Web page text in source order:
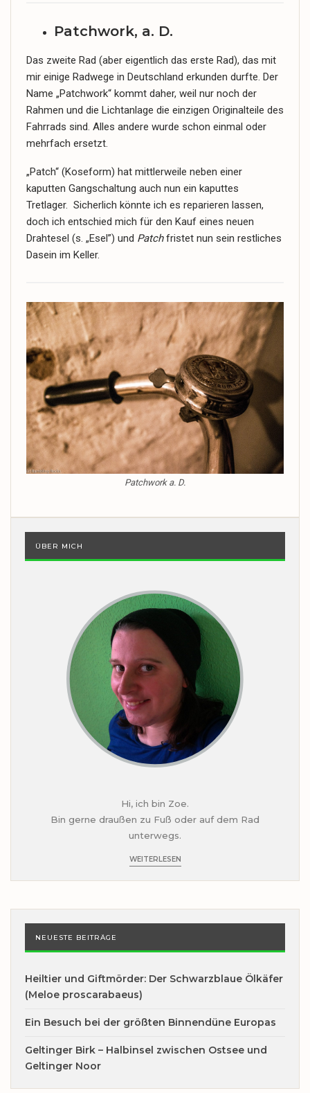
Patchwork, a. D.
Das zweite Rad (aber eigentlich das erste Rad), das mit
mir einige Radwege in Deutschland erkunden durfte. Der
Name „Patchwork“ kommt daher, weil nur noch der
Rahmen und die Lichtanlage die einzigen Originalteile des
Fahrrads sind. Alles andere wurde schon einmal oder
mehrfach ersetzt.
„Patch“ (Koseform) hat mittlerweile neben einer
kaputten Gangschaltung auch nun ein kaputtes
Tretlager. Sicherlich könnte ich es reparieren lassen,
doch ich entschied mich für den Kauf eines neuen
Drahtesel (s. „Esel”) und Patchfristet nun sein restliches
Dasein im Keller.
Patchwork a. D.
ÜBER MICH
Hi, ich bin Zoe.
Bin gerne draußen zu Fuß oder auf dem Rad
unterwegs.
WEITERLESEN
NEUESTE BEITRÄGE
Heiltier und Giftmörder: Der Schwarzblaue Ölkäfer
(Meloe proscarabaeus)
Ein Besuch bei der größten Binnendüne Europas
Geltinger Birk – Halbinsel zwischen Ostsee und
Geltinger Noor